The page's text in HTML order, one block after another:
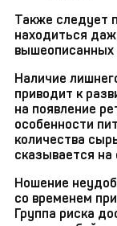
Также следует
находиться
вышеописанных
Наличие
приводит к
на появление
особенности
количества
сказывается
Ношение
со временем
Группа риска